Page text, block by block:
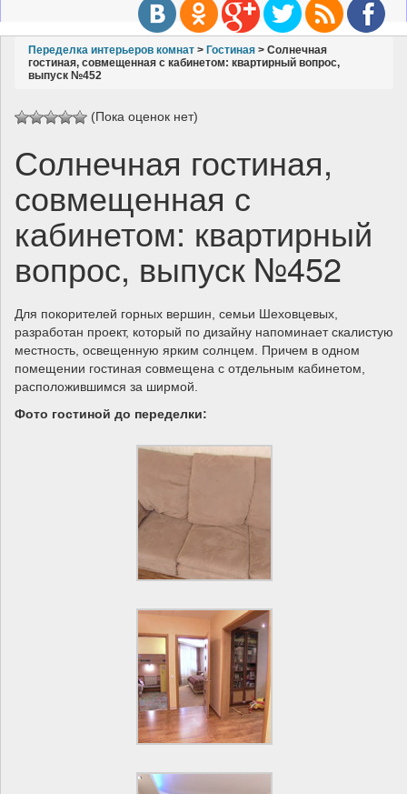
g
g
i
o
Переделка интерьеров комнат > Гостиная > Солнечная
гостиная, совмещенная с кабинетом: квартирный вопрос,
выпуск №452
(Пока оценок нет)
Солнечная гостиная,
совмещенная с
кабинетом: квартирный
вопрос, выпуск №452
Для покорителей горных вершин, семьи Шеховцевых,
разработан проект, который по дизайну напоминает скалистую
местность, освещенную ярким солнцем. Причем в одном
помещении гостиная совмещена с отдельным кабинетом,
расположившимся за ширмой.
Фото гостиной до переделки: